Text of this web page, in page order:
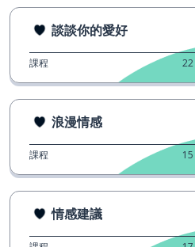
談談你的愛好
課程 22
浪漫情感
課程 15
情感建議